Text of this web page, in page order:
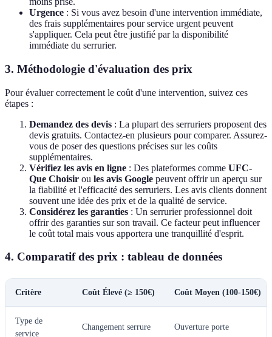
Urgence : Si vous avez besoin d'une intervention immédiate,
des frais supplémentaires pour service urgent peuvent
s'appliquer. Cela peut être justifié par la disponibilité
immédiate du serrurier.
3. Méthodologie d'évaluation des prix
Pour évaluer correctement le coût d'une intervention, suivez ces
étapes :
Demandez des devis : La plupart des serruriers proposent des
devis gratuits. Contactez-en plusieurs pour comparer. Assurez-
vous de poser des questions précises sur les coûts
supplémentaires.
Vérifiez les avis en ligne : Des plateformes comme UFC-
Que Choisir ou les avis Google peuvent offrir un aperçu sur
la fiabilité et l'efficacité des serruriers. Les avis clients donnent
souvent une idée des prix et de la qualité de service.
Considérez les garanties : Un serrurier professionnel doit
offrir des garanties sur son travail. Ce facteur peut influencer
le coût total mais vous apportera une tranquillité d'esprit.
4. Comparatif des prix : tableau de données
Critère Coût Élevé (≥ 150€) Coût Moyen (100-150€)
Type de
service
Changement serrure Ouverture porte